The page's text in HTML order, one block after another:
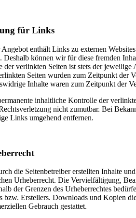
für Links
Angebot enthält Links zu externen
Deshalb können wir für diese fremden
der verlinkten Seiten ist stets der
Seiten wurden zum Zeitpunkt der
Inhalte waren zum Zeitpunkt der
inhaltliche Kontrolle der
nicht zumutbar. Bei
Links umgehend entfernen.
die Seitenbetreiber erstellten Inhalte
Urheberrecht. Die Vervielfältigung,
der Grenzen des Urheberrechtes
bzw. Erstellers. Downloads und Kopien
Gebrauch gestattet.